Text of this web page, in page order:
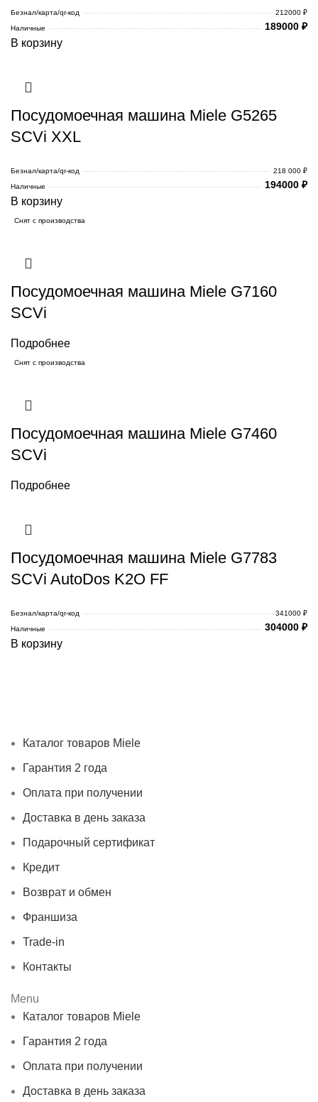
Безнал/карта/qr-код
212000 ₽
Наличные
189000 ₽
В корзину
Посудомоечная машина Miele G5265
SCVi XXL
Безнал/карта/qr-код
218 000 ₽
Наличные
194000 ₽
В корзину
Снят с производства
Посудомоечная машина Miele G7160
SCVi
Подробнее
Снят с производства
Посудомоечная машина Miele G7460
SCVi
Подробнее
Посудомоечная машина Miele G7783
SCVi AutoDos K2O FF
Безнал/карта/qr-код
341000 ₽
Наличные
304000 ₽
В корзину
Каталог товаров Miele
Гарантия 2 года
Оплата при получении
Доставка в день заказа
Подарочный сертификат
Кредит
Возврат и обмен
Франшиза
Trade-in
Контакты
Menu
Каталог товаров Miele
Гарантия 2 года
Оплата при получении
Доставка в день заказа